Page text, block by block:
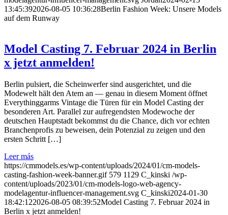
13:45:392026-08-05 10:36:28Berlin Fashion Week: Unsere Models
auf dem Runway
Model Casting 7. Februar 2024 in Berlin
x jetzt anmelden!
Berlin pulsiert, die Scheinwerfer sind ausgerichtet, und die
Modewelt hält den Atem an — genau in diesem Moment öffnet
Everythinggarms Vintage die Türen für ein Model Casting der
besonderen Art. Parallel zur aufregendsten Modewoche der
deutschen Hauptstadt bekommst du die Chance, dich vor echten
Branchenprofis zu beweisen, dein Potenzial zu zeigen und den
ersten Schritt […]
Leer más
https://cmmodels.es/wp-content/uploads/2024/01/cm-models-
casting-fashion-week-banner.gif 579 1129 C_kinski /wp-
content/uploads/2023/01/cm-models-logo-web-agency-
modelagentur-influencer-management.svg C_kinski2024-01-30
18:42:122026-08-05 08:39:52Model Casting 7. Februar 2024 in
Berlin x jetzt anmelden!